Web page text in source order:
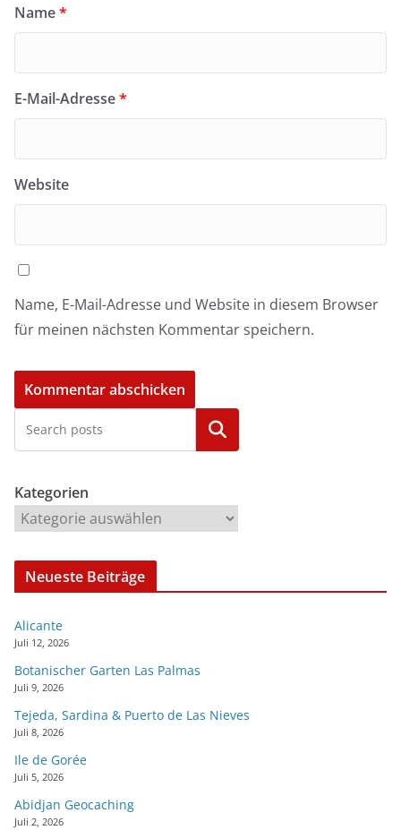
Name*
E-Mail-Adresse*
Website
Name, E-Mail-Adresse und Website in diesem Browser
für meinen nächsten Kommentar speichern.
Kategorien
Kategorien
Neueste Beiträge
Alicante
Juli 12, 2026
Botanischer Garten Las Palmas
Juli 9, 2026
Tejeda, Sardina & Puerto de Las Nieves
Juli 8, 2026
Ile de Gorée
Juli 5, 2026
Abidjan Geocaching
Juli 2, 2026